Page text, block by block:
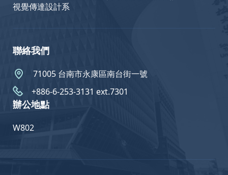
視覺傳達設計系
聯絡我們
71005 台南市永康區南台街一號
+886-6-253-3131 ext.7301
辦公地點
W802